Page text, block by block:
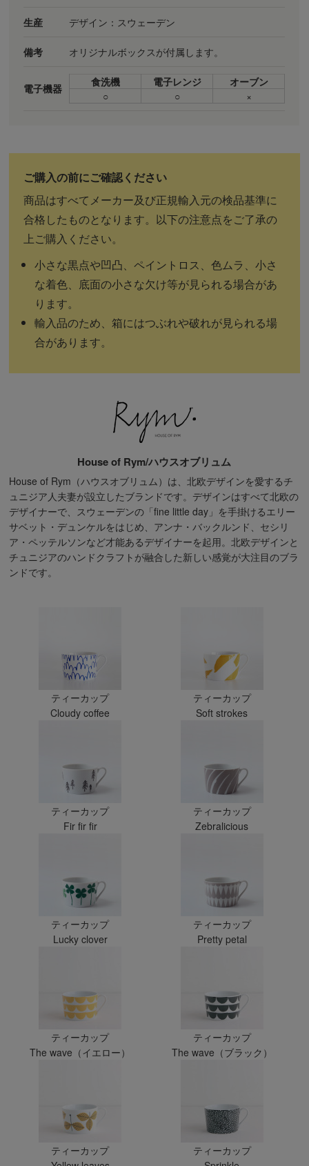
生産 デザイン：スウェーデン
備考 オリジナルボックスが付属します。
電子機器 食洗機 電子レンジ
オーブン
○
○ ×
商品はすべてメーカー及び正規輸入元の検品基準に
合格したものとなります。以下の注意点をご了承の
上ご購入ください。
小さな黒点や凹凸、ペイントロス、色ムラ、小さ
な着色、底面の小さな欠け等が見られる場合があ
ります。
輸入品のため、箱にはつぶれや破れが見られる場
合があります。
House of Rym/ハウスオブリュム
House of Rym（ハウスオブリュム）は、北欧デザインを愛するチ
ュニジア人夫妻が設立したブランドです。デザインはすべて北欧の
デザイナーで、スウェーデンの「fine little day」を手掛けるエリー
サベット・デュンケルをはじめ、アンナ・バックルンド、セシリ
ア・ペッテルソンなど才能あるデザイナーを起用。北欧デザインと
チュニジアのハンドクラフトが融合した新しい感覚が大注目のブラ
ンドです。
ティーカップ
Cloudy coffee
ティーカップ
Soft strokes
ティーカップ
Fir fir fir
ティーカップ
Zebralicious
ティーカップ
Lucky clover
ティーカップ
Pretty petal
ティーカップ
The wave（イエロー）
ティーカップ
The wave（ブラック）
ティーカップ
ティーカップ